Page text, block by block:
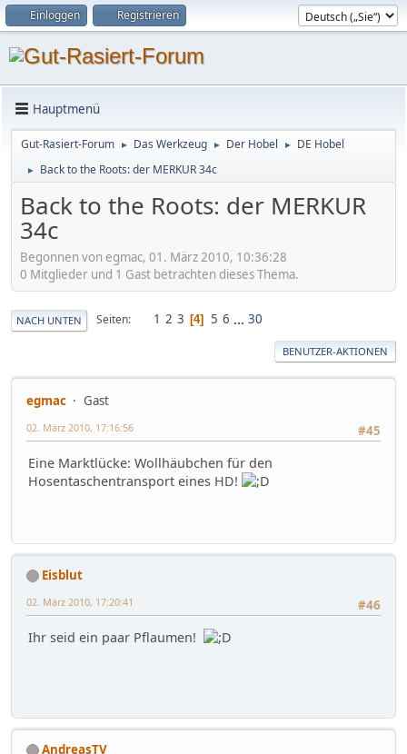
Einloggen Registrieren
Hauptmenü
Gut-Rasiert-Forum ► Das Werkzeug ► Der Hobel ► DE Hobel
► Back to the Roots: der MERKUR 34c
Back to the Roots: der MERKUR
34c
Begonnen von egmac, 01. März 2010, 10:36:28
0 Mitglieder und 1 Gast betrachten dieses Thema.
NACH UNTEN Seiten 1 2 3 4 5 6 ... 30
BENUTZER-AKTIONEN
egmac
Gast
#45
02. März 2010, 17:16:56
Eine Marktlücke: Wollhäubchen für den
Hosentaschentransport eines HD!
Eisblut
#46
02. März 2010, 17:20:41
Ihr seid ein paar Pflaumen!
AndreasTV